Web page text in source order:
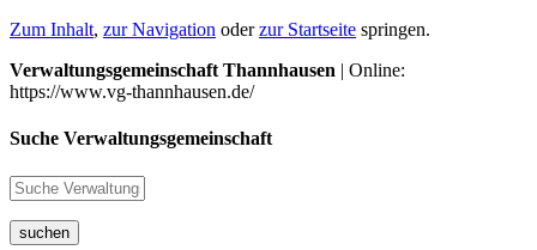
Zum Inhalt, zur Navigation oderzur Startseite springen.
Verwaltungsgemeinschaft Thannhausen | Online:
https://www.vg-thannhausen.de/
Suche Verwaltungsgemeinschaft
suchen